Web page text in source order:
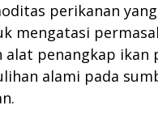
perikanan
mengatasi
penangkap
alami pada